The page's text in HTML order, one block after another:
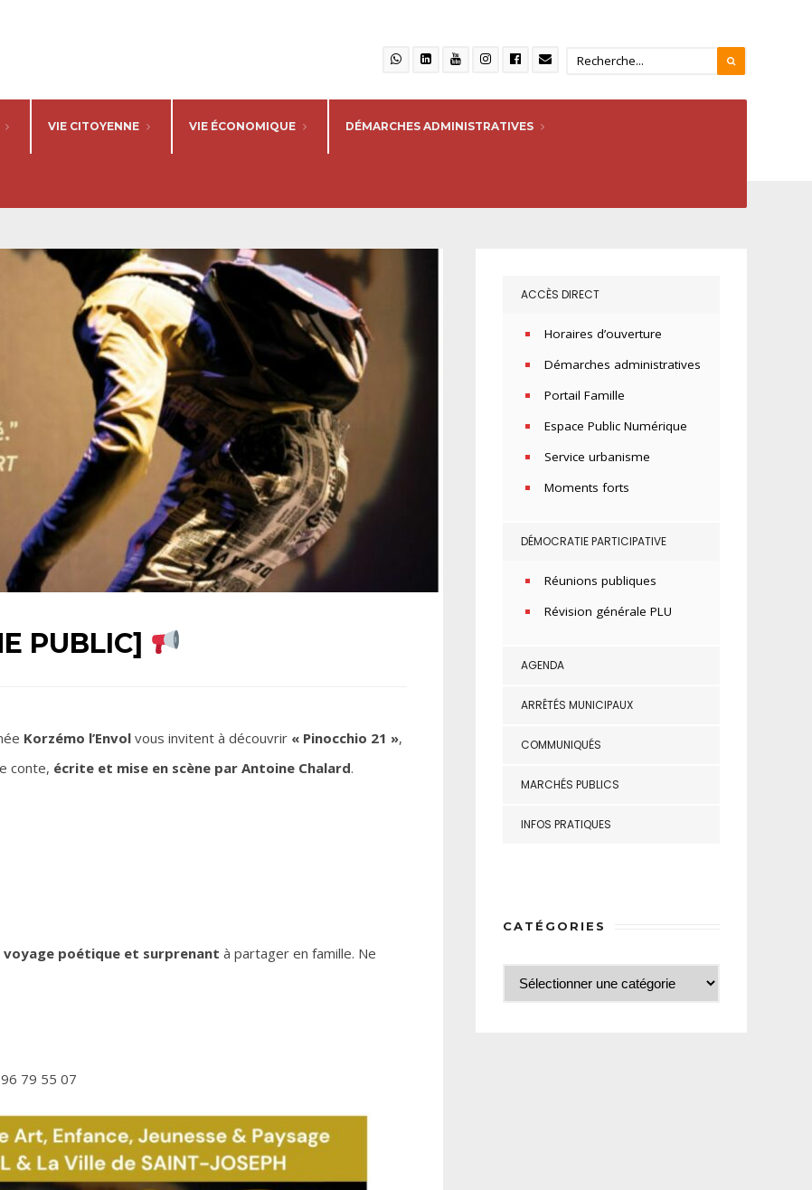
VIE CITOYENNE VIE ÉCONOMIQUE DÉMARCHES ADMINISTRATIVES
PUBLIC]
Korzémo l’Envol vous invitent à découvrir « Pinocchio 21 »,
conte, écrite et mise en scène par Antoine Chalard.
voyage poétique et surprenant à partager en famille. Ne
79 55 07
ACCÈS DIRECT
Horaires d’ouverture
Démarches administratives
Portail Famille
Espace Public Numérique
Service urbanisme
Moments forts
DÉMOCRATIE PARTICIPATIVE
Réunions publiques
Révision générale PLU
AGENDA
ARRÊTÉS MUNICIPAUX
COMMUNIQUÉS
MARCHÉS PUBLICS
INFOS PRATIQUES
CATÉGORIES